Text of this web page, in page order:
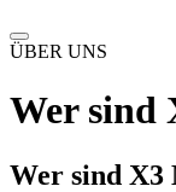
ÜBER UNS
Wer sind
Wer sind X3